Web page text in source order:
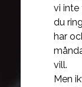
vi inte
du
har
vill.
Men